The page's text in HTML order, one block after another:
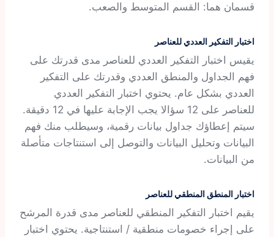
قسمان هما: القسم المتوسط والصعب.
اختبار التفكير العددي للعناصر
يقيس اختبار التفكير العددي للعناصر مدى قدرتك على
فهم الجداول والمنطق العددي وقدرتك على التفكير
العددي بشكل عام. يحتوي اختبار التفكير العددي
للعناصر على 12 سؤالا يجب الإجابة عليها في 12 دقيقة.
سيتم إعطاؤك جداول بيانات رقمية، وسيطلب منك فهم
البيانات وتحليل البيانات والتوصل إلى استنتاجات متأصلة
من البيانات.
اختبار المنطق المنطقي للعناصر
يقيم اختبار التفكير المنطقي للعناصر مدى قدرة المرشح
على إجراء خصومات منطقية / استنتاجية. يحتوي اختبار